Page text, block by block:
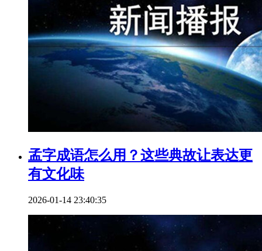
孟字成语怎么用？这些典故让表达更
有文化味
2026-01-14 23:40:35